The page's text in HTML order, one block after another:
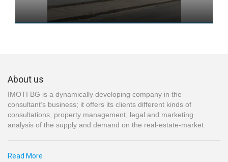
About us
IMOTI BG is a dynamically developing company in the
consultant’s business; it offers its clients different kinds of
consultations, property management, legal and marketing
analysis of the supply and demand on the real-estate-market.
Read More